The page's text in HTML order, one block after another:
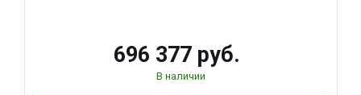
696 377 руб.
В наличии